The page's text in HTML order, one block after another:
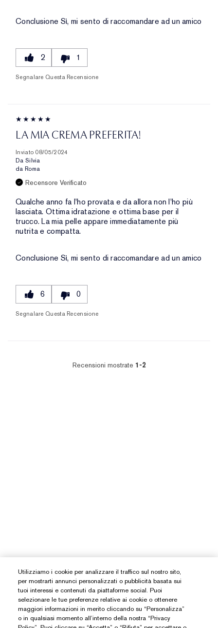
Conclusione Sì, mi sento di raccomandare ad un amico
2 1
Segnalare Questa Recensione
LA MIA CREMA PREFERITA!
Inviato 08/05/2024
Da Silvia
da Roma
Recensore Verificato
Qualche anno fa l'ho provata e da allora non l'ho più
lasciata. Ottima idratazione e ottima base per il
trucco. La mia pelle appare immediatamente più
nutrita e compatta.
Conclusione Sì, mi sento di raccomandare ad un amico
6 0
Segnalare Questa Recensione
Recensioni mostrate 1-2
Utilizziamo i cookie per analizzare il traffico sul nostro sito,
per mostrarti annunci personalizzati o pubblicità basata sui
tuoi interessi e contenuti da piattaforme social. Puoi
selezionare le tue preferenze relative ai cookie o ottenere
maggiori informazioni in merito cliccando su “Personalizza”
o in qualsiasi momento all’interno della nostra “Privacy